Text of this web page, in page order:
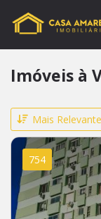
Imóveis à
Mais
754